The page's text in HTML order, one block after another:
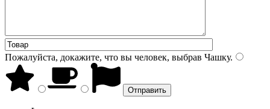
Пожалуйста, докажите, что вы человек, выбрав Чашку.